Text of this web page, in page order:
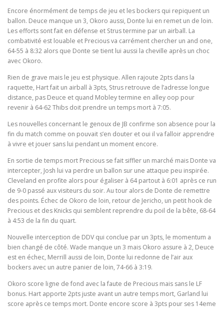
Encore énormément de temps de jeu et les bockers qui repiquent un
ballon. Deuce manque un 3, Okoro aussi, Donte lui en remet un de loin.
Les efforts sont fait en défense et Strus termine par un airball. La
combativité est louable et Precious va carrément chercher un and one,
64-55 à 8:32 alors que Donte se tient lui aussi la cheville après un choc
avec Okoro.
Rien de grave mais le jeu est physique. Allen rajoute 2pts dans la
raquette, Hart fait un airball à 3pts, Strus retrouve de l’adresse longue
distance, pas Deuce et quand Mobley termine en alley oop pour
revenir à 64-62 Thibs doit prendre un temps mort à 7:05.
Les nouvelles concernant le genoux de JB confirme son absence pour la
fin du match comme on pouvait s’en douter et oui il va falloir apprendre
à vivre et jouer sans lui pendant un moment encore.
En sortie de temps mort Precious se fait siffler un marché mais Donte va
intercepter, Josh lui va perdre un ballon sur une attaque peu inspirée.
Cleveland en profite alors pour égaliser à 64 partout à 6:01 après ce run
de 9-0 passé aux visiteurs du soir. Au tour alors de Donte de remettre
des points. Échec de Okoro de loin, retour de Jericho, un petit hook de
Precious et des Knicks qui semblent reprendre du poil de la bête, 68-64
à 4:53 de la fin du quart.
Nouvelle interception de DDV qui conclue par un 3pts, le momentum a
bien changé de côté. Wade manque un 3 mais Okoro assure à 2, Deuce
est en échec, Merrill aussi de loin, Donte lui redonne de l’air aux
bockers avec un autre panier de loin, 74-66 à 3:19.
Okoro score ligne de fond avec la faute de Precious mais sans le LF
bonus. Hart apporte 2pts juste avant un autre temps mort, Garland lui
score après ce temps mort. Donte encore score à 3pts pour ses 14eme